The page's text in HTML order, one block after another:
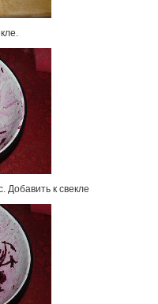
Добавить к свекле